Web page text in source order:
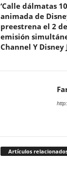
‘Calle dálmatas
animada de
preestrena el 2
emisión
Channel Y Disney
Artículos